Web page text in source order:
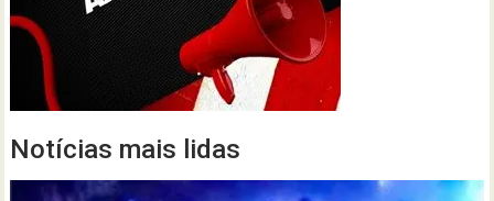
Notícias mais lidas